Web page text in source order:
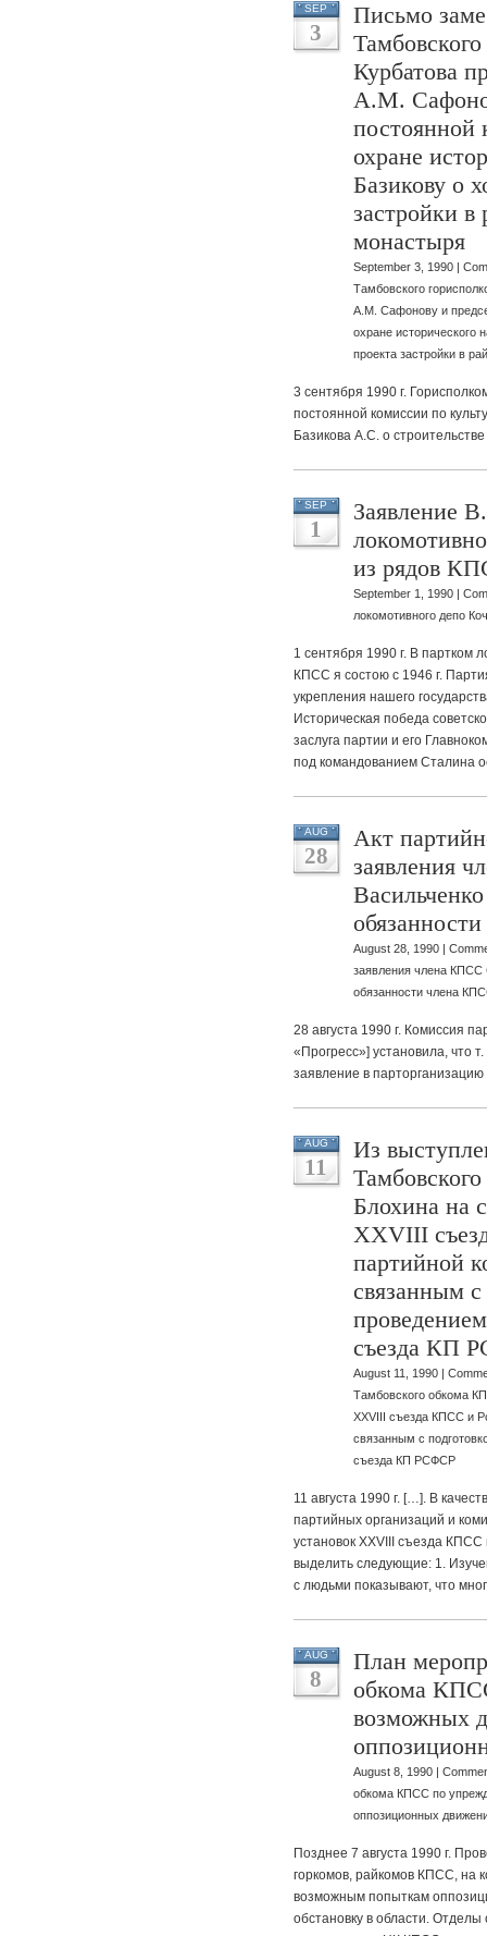
SEP
3
Письмо
Курбатова
А.М.
постоянной
охране
Базикову о
застройки в
монастыря
September 3, 1990 |
Тамбовского
А.М. Сафонову и
охране исторического
проекта застройки в
3 сентября 1990 г.
постоянной комиссии по
Базикова А.С. о
SEP
1
Заявление
из рядов
September 1, 1990 |
локомотивного депо
1 сентября 1990 г. В партком
КПСС я состою с 1946 г.
укрепления нашего
Историческая победа
заслуга партии и его
под командованием Сталина
AUG
28
Акт
заявления
August 28, 1990 |
заявления члена КПСС
обязанности члена
28 августа 1990 г. Комиссия
«Прогресс»] установила, что
заявление в
AUG
11
Из
Блохина на
XXVIII
партийной
связанным с
съезда КП
August 11, 1990 |
Тамбовского обкома
XXVIII съезда КПСС и
связанным с
съезда КП РСФСР
11 августа 1990 г. […]. В
партийных организаций и
установок XXVIII съезда
выделить следующие: 1.
с людьми показывают, что
AUG
8
План
обкома
возможных
August 8, 1990 |
обкома КПСС по
оппозиционных
Позднее 7 августа 1990 г.
горкомов, райкомов КПСС, на
возможным попыткам
обстановку в области.